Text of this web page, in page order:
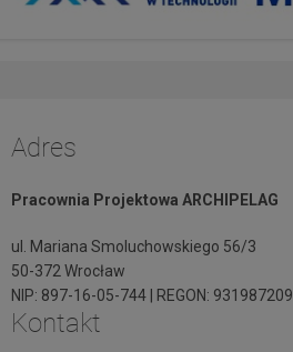
Adres
Pracownia Projektowa ARCHIPELAG
ul. Mariana Smoluchowskiego 56/3
50-372 Wrocław
NIP: 897-16-05-744 | REGON: 931987209
Kontakt